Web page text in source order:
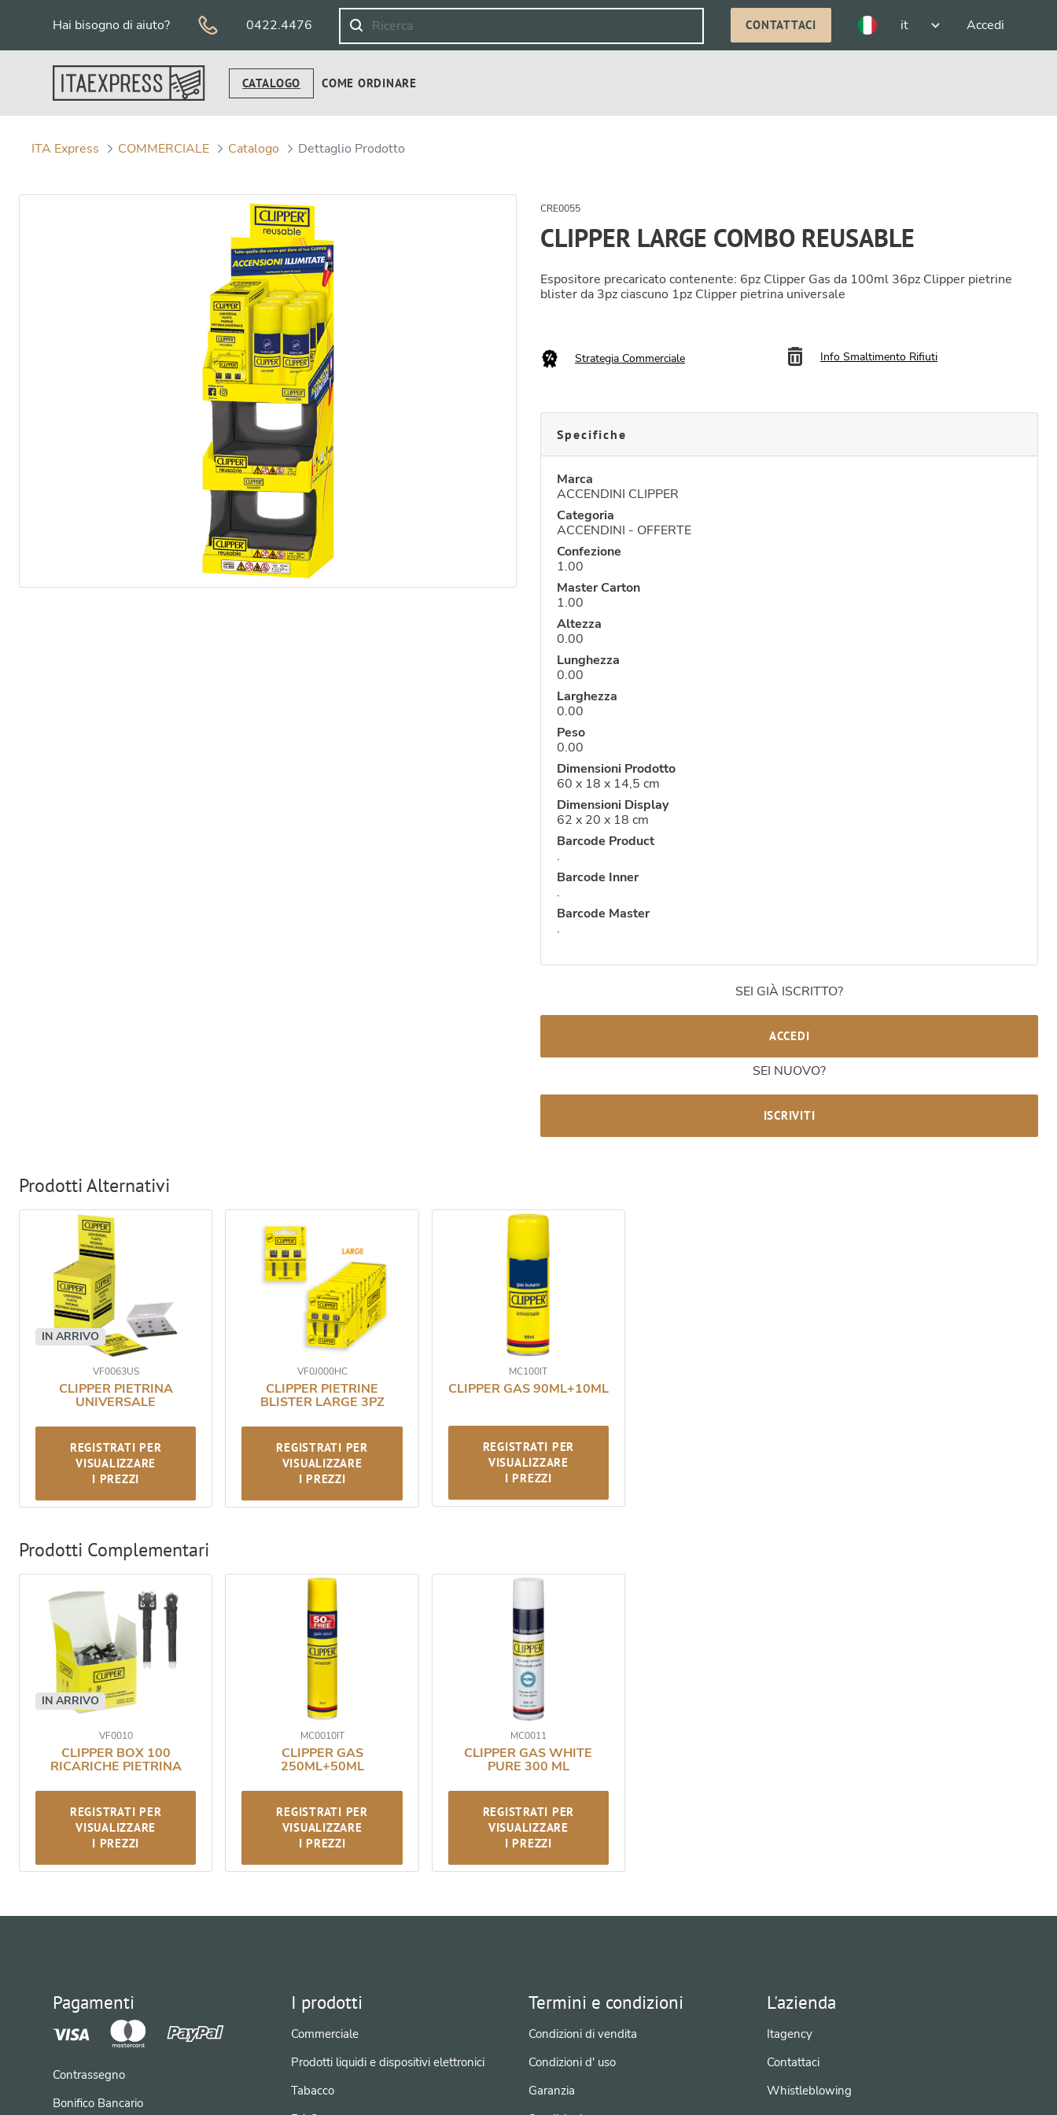
Hai bisogno di aiuto? 0422.4476 CONTATTACI it Accedi
CATALOGO COME ORDINARE
ITA Express COMMERCIALE Catalogo Dettaglio Prodotto
CRE0055
CLIPPER LARGE COMBO REUSABLE
Espositore precaricato contenente: 6pz Clipper Gas da 100ml 36pz Clipper pietrine
blister da 3pz ciascuno 1pz Clipper pietrina universale
Strategia Commerciale Info Smaltimento Rifiuti
Specifiche
Marca
ACCENDINI CLIPPER
Categoria
ACCENDINI - OFFERTE
Confezione
1.00
Master Carton
1.00
Altezza
0.00
Lunghezza
0.00
Larghezza
0.00
Peso
0.00
Dimensioni Prodotto
60 x 18 x 14,5 cm
Dimensioni Display
62 x 20 x 18 cm
Barcode Product
.
Barcode Inner
.
Barcode Master
.
SEI GIÀ ISCRITTO?
ACCEDI
SEI NUOVO?
ISCRIVITI
Prodotti Alternativi
IN ARRIVO
VF0063US
CLIPPER PIETRINA
UNIVERSALE
REGISTRATI PER
VISUALIZZARE
I PREZZI
VF0J000HC
CLIPPER PIETRINE
BLISTER LARGE 3PZ
REGISTRATI PER
VISUALIZZARE
I PREZZI
MC100IT
CLIPPER GAS 90ML+10ML
REGISTRATI PER
VISUALIZZARE
I PREZZI
Prodotti Complementari
IN ARRIVO
VF0010
CLIPPER BOX 100
RICARICHE PIETRINA
REGISTRATI PER
VISUALIZZARE
I PREZZI
MC0010IT
CLIPPER GAS
250ML+50ML
REGISTRATI PER
VISUALIZZARE
I PREZZI
MC0011
CLIPPER GAS WHITE
PURE 300 ML
REGISTRATI PER
VISUALIZZARE
I PREZZI
Pagamenti
Contrassegno
Bonifico Bancario
I prodotti
Commerciale
Prodotti liquidi e dispositivi elettronici
Tabacco
Termini e condizioni
Condizioni di vendita
Condizioni d' uso
Garanzia
L'azienda
Itagency
Contattaci
Whistleblowing